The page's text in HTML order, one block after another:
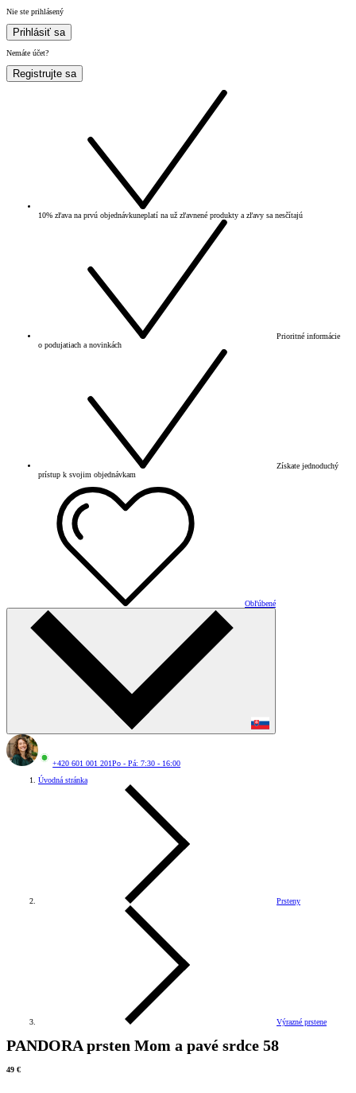
Nie ste prihlásený
Prihlásiť sa
Nemáte účet?
Registrujte sa
10% zľava na prvú objednávkuneplatí na už zľavnené produkty a zľavy sa nesčítajú
Prioritné informácie
o podujatiach a novinkách
Získate jednoduchý
prístup k svojim objednávkam
Obľúbené
+420 601 001 201Po - Pá: 7:30 - 16:00
Úvodná stránka
Prsteny
Výrazné prstene
PANDORA prsten Mom a pavé srdce 58
49 €